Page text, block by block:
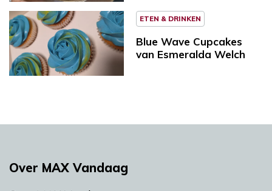
ETEN & DRINKEN
Blue Wave Cupcakes
van Esmeralda Welch
Over MAX Vandaag